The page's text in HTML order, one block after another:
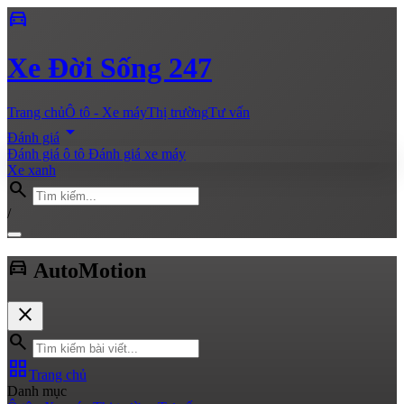
directions_car
Xe Đời Sống 247
Trang chủÔ tô - Xe máyThị trườngTư vấn
Đánh giá arrow_drop_down
Đánh giá ô tô Đánh giá xe máy
Xe xanh
search
/
directions_car AutoMotion
close
search
grid_viewTrang chủ
Danh mục